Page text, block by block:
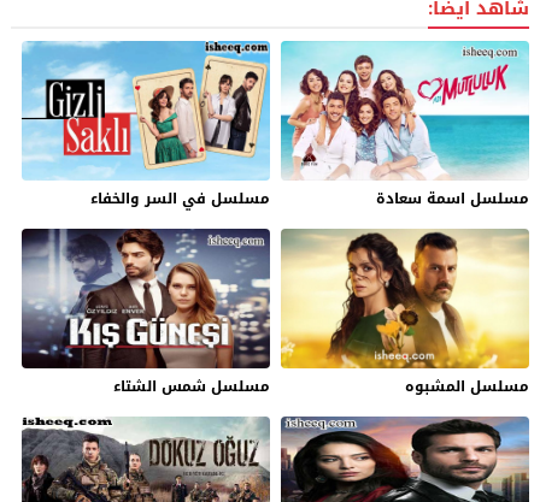
شاهد ايضاً:
مسلسل اسمة سعادة مسلسل في السر والخفاء
مسلسل المشبوه مسلسل شمس الشتاء